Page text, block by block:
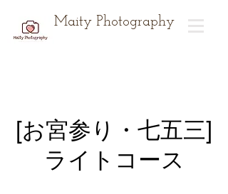
Maity Photography
[お宮参り・七五三]
ライトコース